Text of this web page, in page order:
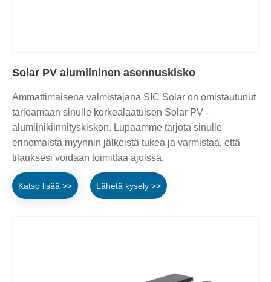
Solar PV alumiininen asennuskisko
Ammattimaisena valmistajana SIC Solar on omistautunut
tarjoamaan sinulle korkealaatuisen Solar PV -
alumiinikiinnityskiskon. Lupaamme tarjota sinulle
erinomaista myynnin jälkeistä tukea ja varmistaa, että
tilauksesi voidaan toimittaa ajoissa.
Katso lisää >> Lähetä kysely >>